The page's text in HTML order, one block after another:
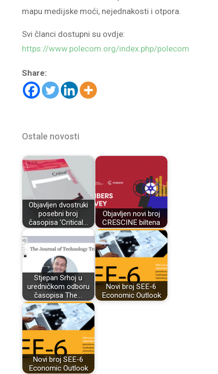
mapu medijske moći, nejednakosti i otpora.
Svi članci dostupni su ovdje:
https://www.polecom.org/index.php/polecom
Share:
Ostale novosti
Objavljen dvostruki
posebni broj
časopisa 'Critical…
Objavljen novi broj
CRESCINE biltena
Stjepan Srhoj u
uredničkom odboru
časopisa The…
Novi broj SEE-6
Economic Outlook
Novi broj SEE-6
Economic Outlook